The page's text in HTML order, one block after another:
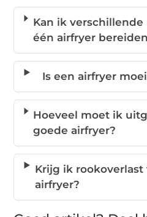
Kan ik
één airfryer
Is een airfryer
Hoeveel moet ik
goede airfryer?
Krijg ik rookoverlast
airfryer?